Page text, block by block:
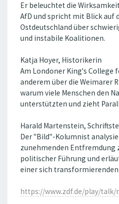
Er beleuchtet die
AfD und spricht mit Blick auf
Ostdeutschland über
und instabile Koalitionen.
Katja Hoyer, Historikerin
Am Londoner King's College
anderem über die Weimarer
warum viele Menschen den
unterstützten und zieht
Harald Martenstein,
Der "Bild"-Kolumnist
zunehmenden Entfremdung
politischer Führung und
einer sich
https://www.zdf.de/play/talk/